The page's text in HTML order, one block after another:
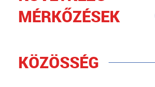
MÉRKŐZÉSEK
KÖZÖSSÉG